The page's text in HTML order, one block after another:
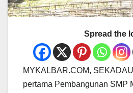
Spread the
MYKALBAR.COM,
pertama Pembangunan SMP